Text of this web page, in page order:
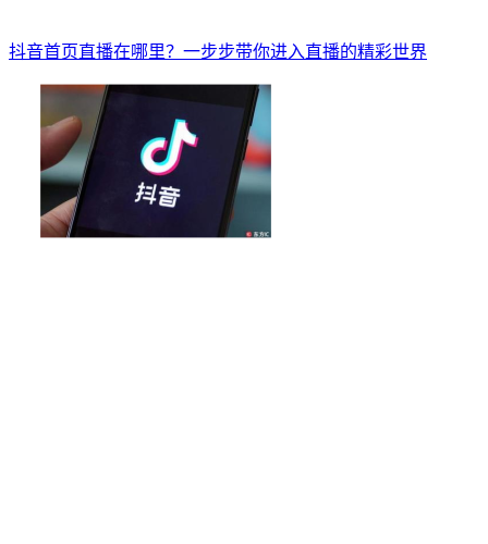
抖音首页直播在哪里？一步步带你进入直播的精彩世界